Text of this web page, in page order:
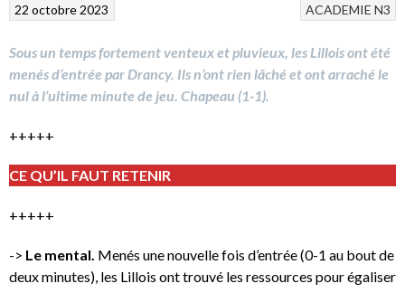
ACADEMIE N3
22 octobre 2023
Sous un temps fortement venteux et pluvieux, les Lillois ont été
menés d’entrée par Drancy. Ils n’ont rien lâché et ont arraché le
nul à l’ultime minute de jeu. Chapeau (1-1).
+++++
CE QU’IL FAUT RETENIR
+++++
-> Le mental. Menés une nouvelle fois d’entrée (0-1 au bout de
deux minutes), les Lillois ont trouvé les ressources pour égaliser